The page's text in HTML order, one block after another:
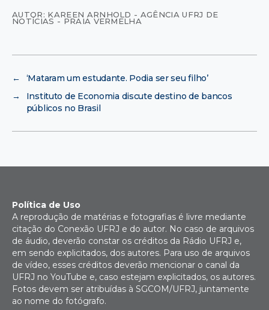
AUTOR: KAREEN ARNHOLD - AGÊNCIA UFRJ DE
NOTÍCIAS - PRAIA VERMELHA
←
‘Mataram um estudante. Podia ser seu filho’
→
Instituto de Economia discute destino de bancos
públicos no Brasil
Política de Uso
A reprodução de matérias e fotografias é livre mediante
citação do Conexão UFRJ e do autor. No caso de arquivos
de áudio, deverão constar os créditos da Rádio UFRJ e,
em sendo explicitados, dos autores. Para uso de arquivos
de vídeo, esses créditos deverão mencionar o canal da
UFRJ no YouTube e, caso estejam explicitados, os autores.
Fotos devem ser atribuídas à SGCOM/UFRJ, juntamente
ao nome do fotógrafo.